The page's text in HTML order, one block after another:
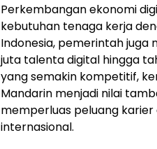
Perkembangan ekonomi
kebutuhan tenaga kerja
Indonesia, pemerintah
juta talenta digital hingga
yang semakin kompetitif,
Mandarin menjadi nilai
memperluas peluang
internasional.